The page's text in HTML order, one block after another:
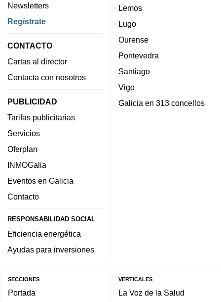
Newsletters
Regístrate
CONTACTO
Cartas al director
Contacta con nosotros
PUBLICIDAD
Tarifas publicitarias
Servicios
Oferplan
INMOGalia
Eventos en Galicia
Contacto
RESPONSABILIDAD SOCIAL
Eficiencia energética
Ayudas para inversiones
Lemos
Lugo
Ourense
Pontevedra
Santiago
Vigo
Galicia en 313 concellos
SECCIONES
Portada
VERTICALES
La Voz de la Salud